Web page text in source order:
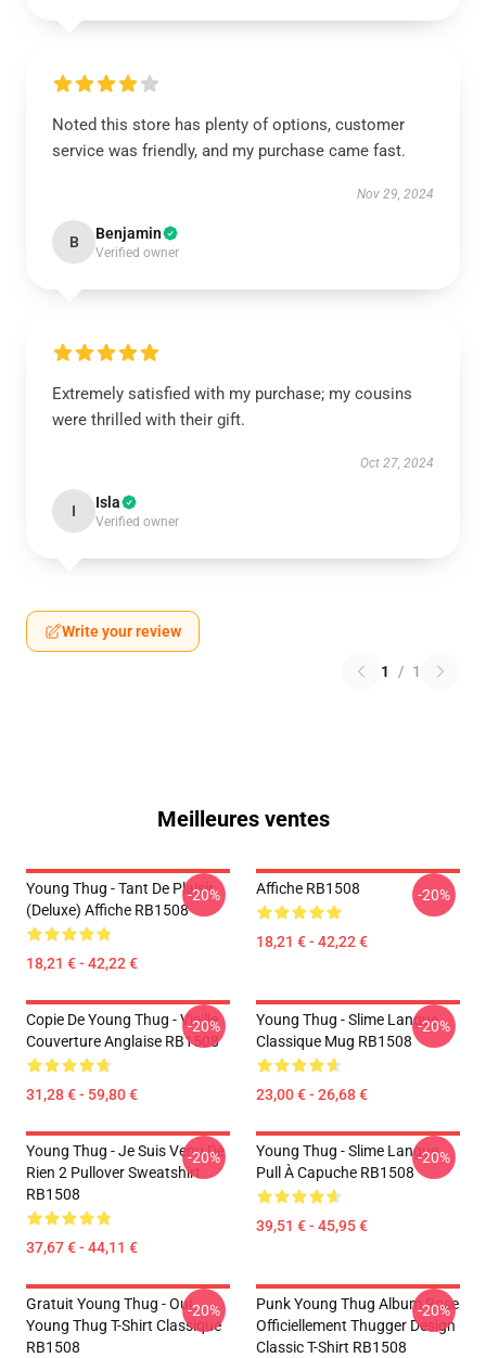
Noted this store has plenty of options, customer
service was friendly, and my purchase came fast.
Nov 29, 2024
B Benjamin
Verified owner
Extremely satisfied with my purchase; my cousins
were thrilled with their gift.
Oct 27, 2024
I Isla
Verified owner
Write your review
1 / 1
Meilleures ventes
Young Thug - Tant De Plaisir
(Deluxe) Affiche RB1508
18,21 € - 42,22 €
-20% Affiche RB1508
18,21 € - 42,22 €
-20%
Copie De Young Thug - Vieille
Couverture Anglaise RB1508
31,28 € - 59,80 €
-20%
Young Thug - Slime Langue
Classique Mug RB1508
23,00 € - 26,68 €
-20%
Young Thug - Je Suis Venu De
Rien 2 Pullover Sweatshirt
RB1508
37,67 € - 44,11 €
-20%
Young Thug - Slime Langue
Pull À Capuche RB1508
39,51 € - 45,95 €
-20%
Gratuit Young Thug - Oui.
Young Thug T-Shirt Classique
RB1508
-20%
Punk Young Thug Album Rose
Officiellement Thugger Design
Classic T-Shirt RB1508
-20%